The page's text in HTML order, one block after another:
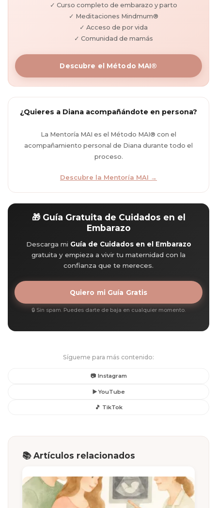
✓ Curso completo de embarazo y parto
✓ Meditaciones Mindmum®
✓ Acceso de por vida
✓ Comunidad de mamás
Descubre el Método MAI®
¿Quieres a Diana acompañándote en persona?
La Mentoría MAI es el Método MAI® con el
acompañamiento personal de Diana durante todo el
proceso.
Descubre la Mentoría MAI →
🎁 Guía Gratuita de Cuidados en el
Embarazo
Descarga mi Guía de Cuidados en el Embarazo
gratuita y empieza a vivir tu maternidad con la
confianza que te mereces.
Quiero mi Guía Gratis
🔒 Sin spam. Puedes darte de baja en cualquier momento.
Sígueme para más contenido:
📷 Instagram
▶️ YouTube
🎵 TikTok
📚 Artículos relacionados